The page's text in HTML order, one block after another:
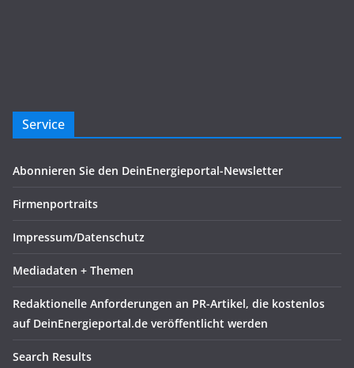
Service
Abonnieren Sie den DeinEnergieportal-Newsletter
Firmenportraits
Impressum/Datenschutz
Mediadaten + Themen
Redaktionelle Anforderungen an PR-Artikel, die kostenlos
auf DeinEnergieportal.de veröffentlicht werden
Search Results